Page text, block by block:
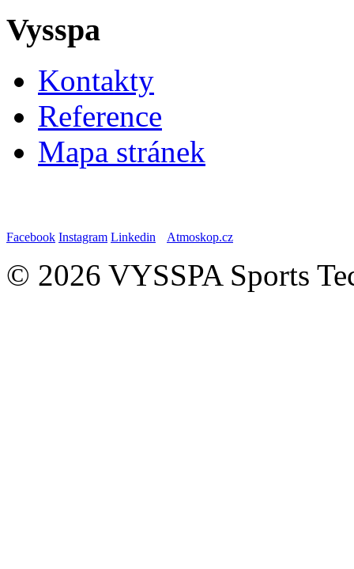
Vysspa
Kontakty
Reference
Mapa stránek
Facebook Instagram Linkedin Atmoskop.cz
© 2026 VYSSPA Sports